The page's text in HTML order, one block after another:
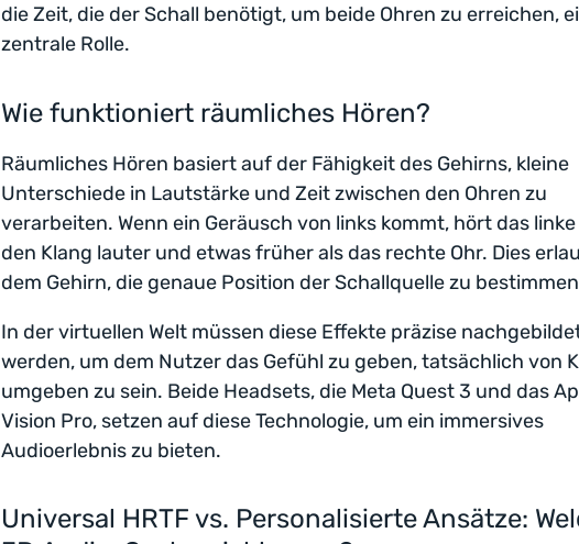
die Zeit, die der Schall benötigt, um beide Ohren zu erreichen,
zentrale Rolle.
Wie funktioniert räumliches Hören?
Räumliches Hören basiert auf der Fähigkeit des Gehirns, kleine
Unterschiede in Lautstärke und Zeit zwischen den Ohren zu
verarbeiten. Wenn ein Geräusch von links kommt, hört das linke
den Klang lauter und etwas früher als das rechte Ohr. Dies
dem Gehirn, die genaue Position der Schallquelle zu
In der virtuellen Welt müssen diese Effekte präzise
werden, um dem Nutzer das Gefühl zu geben, tatsächlich von
umgeben zu sein. Beide Headsets, die Meta Quest 3 und das
Vision Pro, setzen auf diese Technologie, um ein immersives
Audioerlebnis zu bieten.
Universal HRTF vs. Personalisierte Ansätze: